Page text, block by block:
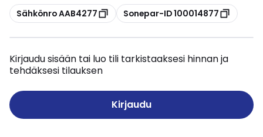
Kopioi
Sähkönro AAB4277 Kopioi
Sonepar-ID 100014877
Kirjaudu sisään tai luo tili tarkistaaksesi hinnan ja
tehdäksesi tilauksen
Kirjaudu